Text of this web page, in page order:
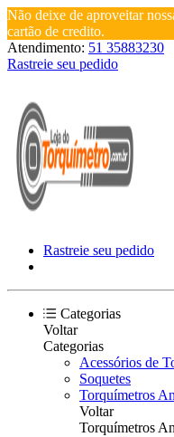
Não deixe de aproveitar
cartão de credito.
Atendimento: 51 35883230
Rastreie seu pedido
Rastreie seu pedido
Categorias
Voltar
Categorias
Acessórios de
Soquetes
Torquímetros
Voltar
Torquímetros